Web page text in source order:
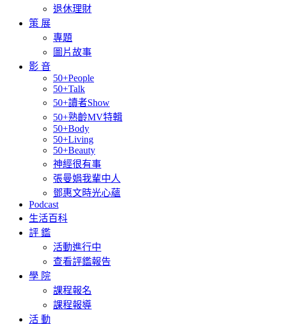
退休理財
策 展
專題
圖片故事
影 音
50+People
50+Talk
50+讀者Show
50+熟齡MV特輯
50+Body
50+Living
50+Beauty
神經很有事
張曼娟我輩中人
鄧惠文時光心蘊
Podcast
生活百科
評 鑑
活動進行中
查看評鑑報告
學 院
課程報名
課程報導
活 動